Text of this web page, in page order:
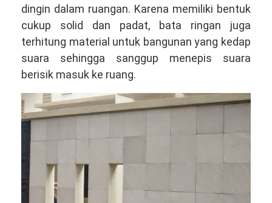
dingin dalam ruangan. Karena memiliki bentuk
cukup solid dan padat, bata ringan juga
terhitung material untuk bangunan yang kedap
suara sehingga sanggup menepis suara
berisik masuk ke ruang.